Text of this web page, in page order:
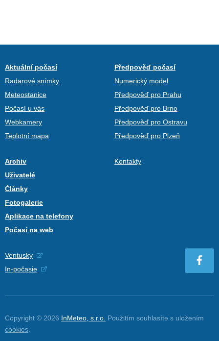
Aktuální počasí
Radarové snímky
Meteostanice
Počasí u vás
Webkamery
Teplotní mapa
Předpověď počasí
Numerický model
Předpověď pro Prahu
Předpověď pro Brno
Předpověď pro Ostravu
Předpověď pro Plzeň
Archiv
Uživatelé
Články
Fotogalerie
Aplikace na telefony
Počasí na web
Kontakty
Ventusky
In-počasie
Copyright © 2026 InMeteo, s.r.o. Použitím souhlasíte s uložením
cookies